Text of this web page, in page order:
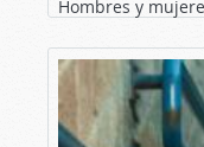
Hombres y